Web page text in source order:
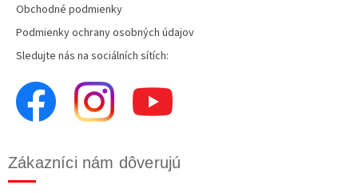
Obchodné podmienky
Podmienky ochrany osobných údajov
Sledujte nás na sociálních sítích:
Zákazníci nám dôverujú